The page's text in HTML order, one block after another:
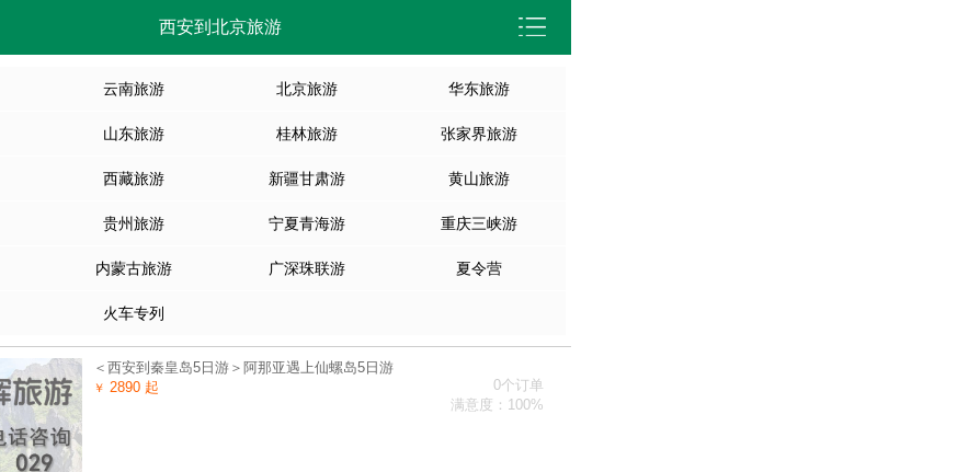
西安到北京旅游
云南旅游 北京旅游 华东旅游
山东旅游 桂林旅游 张家界旅游
西藏旅游 新疆甘肃游 黄山旅游
贵州旅游 宁夏青海游 重庆三峡游
内蒙古旅游 广深珠联游 夏令营
火车专列
＜西安到秦皇岛5日游＞阿那亚遇上仙螺岛5日游
￥ 2890 起
0个订单
满意度：100%